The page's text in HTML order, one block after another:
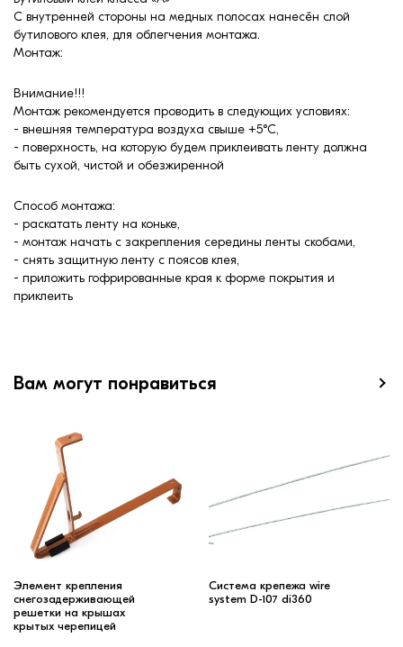
С внутренней стороны на медных полосах нанесён слой
бутилового клея, для облегчения монтажа.
Монтаж:
Внимание!!!
Монтаж рекомендуется проводить в следующих условиях:
- внешняя температура воздуха свыше +5°C,
- поверхность, на которую будем приклеивать ленту должна
быть сухой, чистой и обезжиренной
Способ монтажа:
- раскатать ленту на коньке,
- монтаж начать с закрепления середины ленты скобами,
- снять защитную ленту с поясов клея,
- приложить гофрированные края к форме покрытия и
приклеить
Вам могут понравиться
Элемент крепления
снегозадерживающей
решетки на крышах
крытых черепицей
Cистема крепежа wire
system D-107 di360